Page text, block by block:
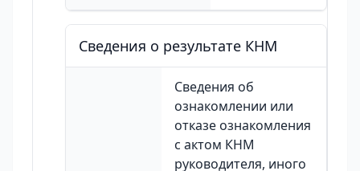
Сведения о результате КНМ
Сведения об
ознакомлении или
отказе ознакомления
с актом КНМ
руководителя, иного